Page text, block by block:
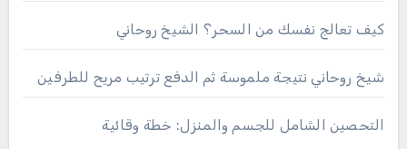
كيف تعالج نفسك من السحر؟ الشيخ روحاني
شيخ روحاني نتيجة ملموسة ثم الدفع ترتيب مريح للطرفين
التحصين الشامل للجسم والمنزل: خطة وقائية